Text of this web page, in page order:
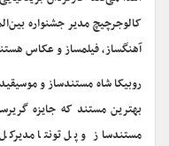
کالوجرچیچ مدیر جشنواره
آهنگساز، فیلمساز و عکاس
روبیکا شاه مستندساز و
بهترین مستند که جایزه
مستندساز و پل تونتا